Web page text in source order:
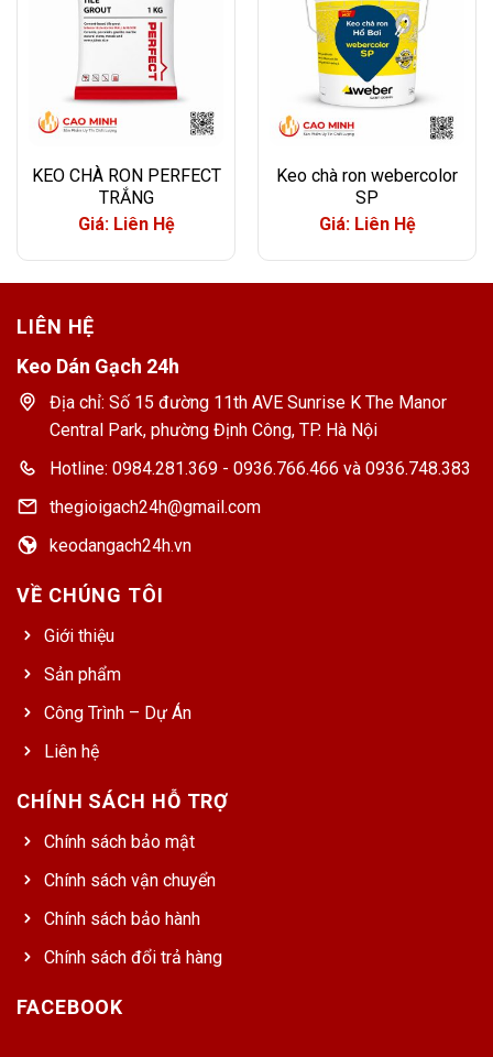
KEO CHÀ RON PERFECT
TRẮNG
Giá: Liên Hệ
Keo chà ron webercolor
SP
Giá: Liên Hệ
LIÊN HỆ
Keo Dán Gạch 24h
Địa chỉ: Số 15 đường 11th AVE Sunrise K The Manor
Central Park, phường Định Công, TP. Hà Nội
Hotline: 0984.281.369 - 0936.766.466 và 0936.748.383
thegioigach24h@gmail.com
keodangach24h.vn
VỀ CHÚNG TÔI
Giới thiệu
Sản phẩm
Công Trình – Dự Án
Liên hệ
CHÍNH SÁCH HỖ TRỢ
Chính sách bảo mật
Chính sách vận chuyển
Chính sách bảo hành
Chính sách đổi trả hàng
FACEBOOK